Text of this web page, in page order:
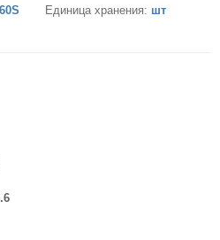
Единица хранения: шт